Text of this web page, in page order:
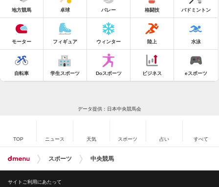
地方競馬 卓球 バレー 格闘技 バドミントン
モーター フィギュア ウィンター 陸上 水泳
自転車 学生スポーツ Doスポーツ ビジネス eスポーツ
データ提供：日本中央競馬会
TOP ニュース 天気 スポーツ 占い すべて
スポーツ 中央競馬
サイトご利用にあたって